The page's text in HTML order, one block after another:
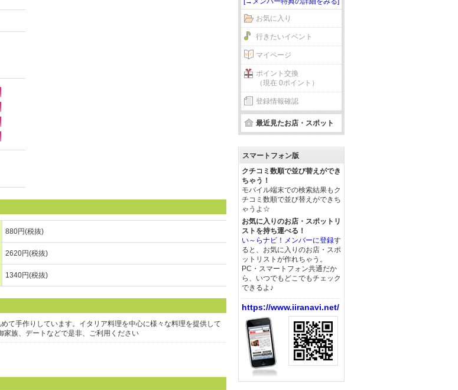
880円(税抜)
2620円(税抜)
1340円(税抜)
て手作りしています。イタリア料理を中心に様々な料理を提供して
族、デートなどで是非、ご利用ください
お気に入り
行きたいイベント
マイページ
ポイント交換
（現在 0ポイント）
登録情報確認
最近見たお店・スポット
スマートフォン版
クチコミ数順で並び替えができ
ちゃう！
モバイル端末での検索結果もク
チコミ数順で並び替えができち
ゃうよ☆
お気に入りのお店・スポットリ
ストを持ち運べる！
い～らナビ！メンバーに登録す
ると、お気に入りのお店・スポ
ットリストが作れちゃう。
PC・スマートフォン共通だか
ら、いつでもどこでもチェック
できるよ♪
https://www.iiranavi.net/